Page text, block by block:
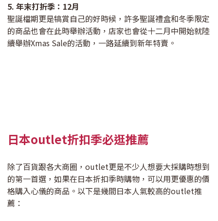
5. 年末打折季：12月
聖誕檔期更是犒賞自己的好時候，許多聖誕禮盒和冬季限定
的商品也會在此時舉辦活動，店家也會從十二月中開始就陸
續舉辦Xmas Sale的活動，一路延續到新年特賣。
日本outlet折扣季必逛推薦
除了百貨跟各大商圈，outlet更是不少人想要大採購時想到
的第一首選，如果在日本折扣季時購物，可以用更優惠的價
格購入心儀的商品。以下是幾間日本人氣較高的outlet推
薦：